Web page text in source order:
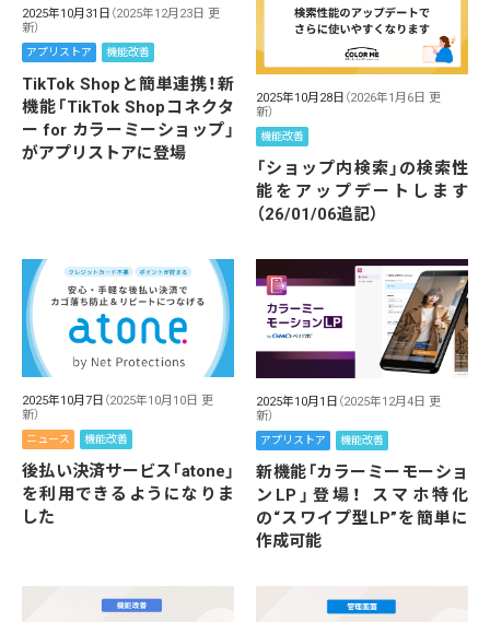
2025年10月31日 （2025年12月23日 更
新）
アプリストア 機能改善
TikTok Shopと簡単連携！新
機能「TikTok Shopコネクタ
ー for カラーミーショップ」
がアプリストアに登場
2025年10月28日 （2026年1月6日 更
新）
機能改善
「ショップ内検索」の検索性
能をアップデートします
（26/01/06追記）
2025年10月7日 （2025年10月10日 更
新）
ニュース 機能改善
後払い決済サービス「atone」
を利用できるようになりま
した
2025年10月1日 （2025年12月4日 更
新）
アプリストア 機能改善
新機能「カラーミーモーショ
ンLP」登場！ スマホ特化
の“スワイプ型LP”を簡単に
作成可能